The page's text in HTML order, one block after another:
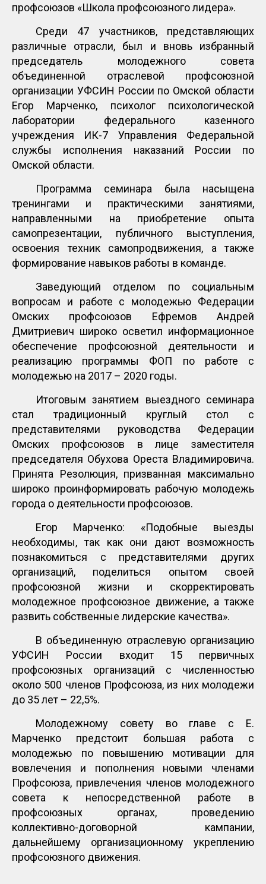
профсоюзов «Школа профсоюзного лидера».
Среди 47 участников, представляющих
различные отрасли, был и вновь избранный
председатель молодежного совета
объединенной отраслевой профсоюзной
организации УФСИН России по Омской области
Егор Марченко, психолог психологической
лаборатории федерального казенного
учреждения ИК-7 Управления Федеральной
службы исполнения наказаний России по
Омской области.
Программа семинара была насыщена
тренингами и практическими занятиями,
направленными на приобретение опыта
самопрезентации, публичного выступления,
освоения техник самопродвижения, а также
формирование навыков работы в команде.
Заведующий отделом по социальным
вопросам и работе с молодежью Федерации
Омских профсоюзов Ефремов Андрей
Дмитриевич широко осветил информационное
обеспечение профсоюзной деятельности и
реализацию программы ФОП по работе с
молодежью на 2017 – 2020 годы.
Итоговым занятием выездного семинара
стал традиционный круглый стол с
представителями руководства Федерации
Омских профсоюзов в лице заместителя
председателя Обухова Ореста Владимировича.
Принята Резолюция, призванная максимально
широко проинформировать рабочую молодежь
города о деятельности профсоюзов.
Егор Марченко: «Подобные выезды
необходимы, так как они дают возможность
познакомиться с представителями других
организаций, поделиться опытом своей
профсоюзной жизни и скорректировать
молодежное профсоюзное движение, а также
развить собственные лидерские качества».
В объединенную отраслевую организацию
УФСИН России входит 15 первичных
профсоюзных организаций с численностью
около 500 членов Профсоюза, из них молодежи
до 35 лет – 22,5%.
Молодежному совету во главе с Е.
Марченко предстоит большая работа с
молодежью по повышению мотивации для
вовлечения и пополнения новыми членами
Профсоюза, привлечения членов молодежного
совета к непосредственной работе в
профсоюзных органах, проведению
коллективно-договорной кампании,
дальнейшему организационному укреплению
профсоюзного движения.